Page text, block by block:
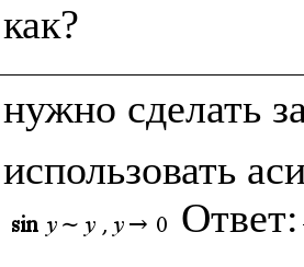
нужно сделать
использовать
Ответ: